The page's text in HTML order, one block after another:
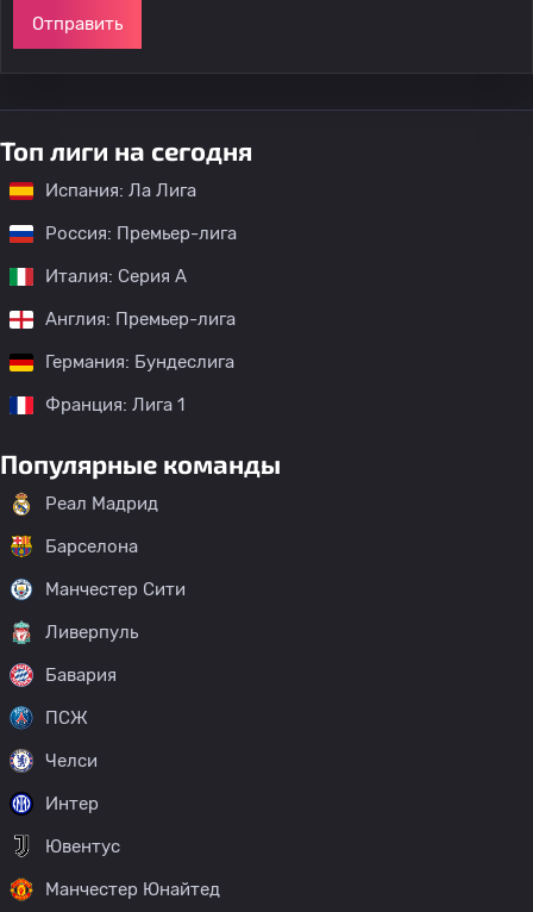
Отправить
Топ лиги на сегодня
Испания: Ла Лига
Россия: Премьер-лига
Италия: Серия А
Англия: Премьер-лига
Германия: Бундеслига
Франция: Лига 1
Популярные команды
Реал Мадрид
Барселона
Манчестер Сити
Ливерпуль
Бавария
ПСЖ
Челси
Интер
Ювентус
Манчестер Юнайтед